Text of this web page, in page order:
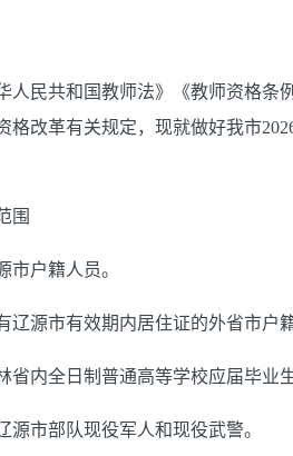
民共和国教师法》《教师资格条
格改革有关规定，现就做好我市
围
户籍人员。
源市有效期内居住证的外省市户
内全日制普通高等学校应届毕业
市部队现役军人和现役武警。